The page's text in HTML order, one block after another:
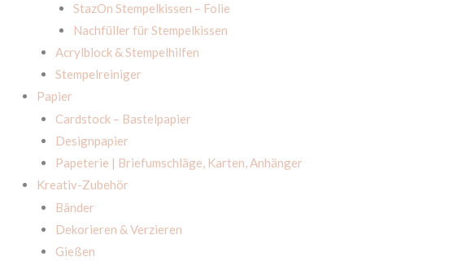
StazOn Stempelkissen – Folie
Nachfüller für Stempelkissen
Acrylblock & Stempelhilfen
Stempelreiniger
Papier
Cardstock – Bastelpapier
Designpapier
Papeterie | Briefumschläge, Karten, Anhänger
Kreativ-Zubehör
Bänder
Dekorieren & Verzieren
Gießen